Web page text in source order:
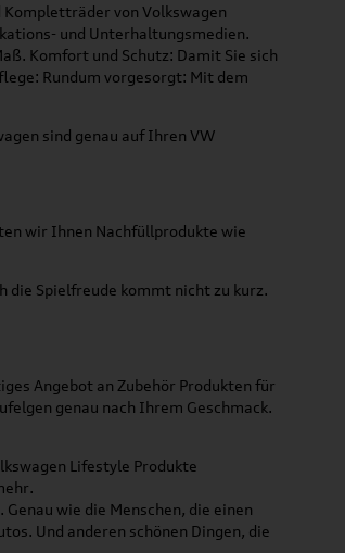
von Volkswagen
und Unterhaltungsmedien.
Komfort und Schutz: Damit Sie sich
Rundum vorgesorgt: Mit dem
sind genau auf Ihren VW
wir Ihnen Nachfüllprodukte wie
die Spielfreude kommt nicht zu kurz.
Angebot an Zubehör Produkten für
genau nach Ihrem Geschmack.
Lifestyle Produkte
wie die Menschen, die einen
Und anderen schönen Dingen, die